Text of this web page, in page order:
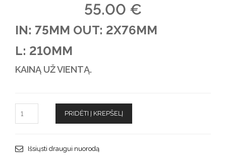
55.00 €
IN: 75MM OUT: 2X76MM
L: 210MM
KAINĄ UŽ VIENTĄ.
PRIDĖTI Į KREPŠELĮ
Išsiųsti draugui nuorodą